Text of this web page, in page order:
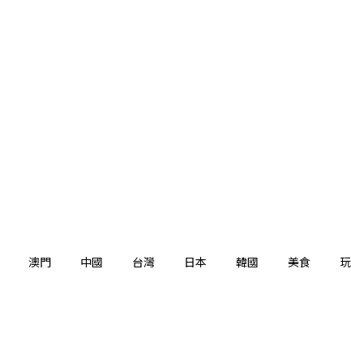
澳門 中國 台灣 日本 韓國 美食